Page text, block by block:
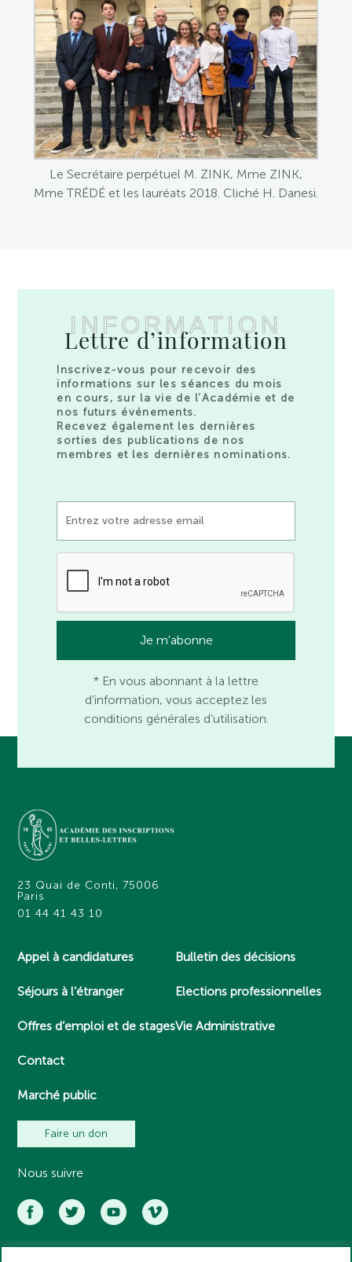
Le Secrétaire perpétuel M. ZINK, Mme ZINK,
Mme TRÉDÉ et les lauréats 2018. Cliché H. Danesi.
INFORMATION
Lettre d’information
Inscrivez-vous pour recevoir des
informations sur les séances du mois
en cours, sur la vie de l’Académie et de
nos futurs événements.
Recevez également les dernières
sorties des publications de nos
membres et les dernières nominations.
* En vous abonnant à la lettre
d’information, vous acceptez les
conditions générales d’utilisation.
23 Quai de Conti, 75006
Paris
01 44 41 43 10
Appel à candidatures
Séjours à l’étranger
Offres d’emploi et de stages
Contact
Marché public
Bulletin des décisions
Elections professionnelles
Vie Administrative
Faire un don
Nous suivre